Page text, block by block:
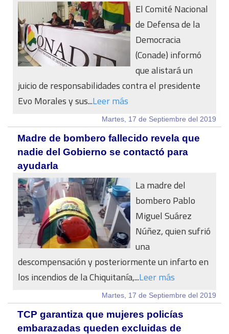
El Comité Nacional
de Defensa de la
Democracia
(Conade) informó
que alistará un
juicio de responsabilidades contra el presidente
Evo Morales y sus...Leer más
Martes, 17 de Septiembre del 2019
Madre de bombero fallecido revela que
nadie del Gobierno se contactó para
ayudarla
La madre del
bombero Pablo
Miguel Suárez
Núñez, quien sufrió
una
descompensación y posteriormente un infarto en
los incendios de la Chiquitanía,...Leer más
Martes, 17 de Septiembre del 2019
TCP garantiza que mujeres policías
embarazadas queden excluidas de